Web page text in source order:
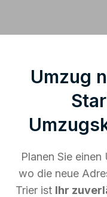
Umzug
Planen Sie
wo die neue
Trier ist Ihr